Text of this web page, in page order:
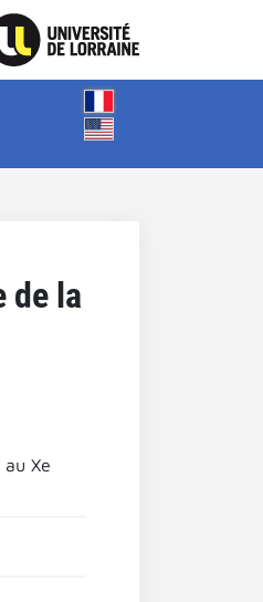
de la
Xe